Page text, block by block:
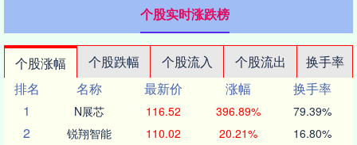
个股实时涨跌榜
个股涨幅 个股跌幅 个股流入 个股流出
换手率
排名
名称 最新价 涨幅
换手率
1
N展芯 116.52 396.89% 79.39%
2 锐翔智能 110.02 20.21% 16.80%